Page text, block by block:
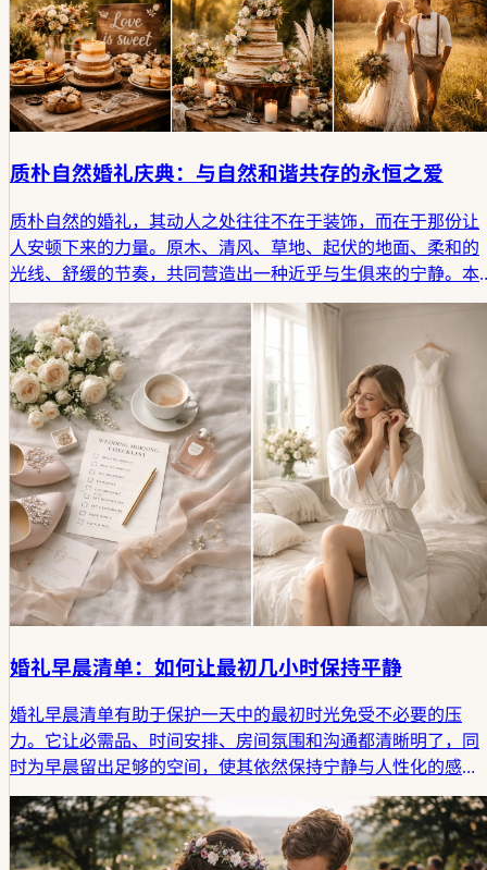
质朴自然婚礼庆典：与自然和谐共存的永恒之爱
质朴自然的婚礼，其动人之处往往不在于装饰，而在于那份让
人安顿下来的力量。原木、清风、草地、起伏的地面、柔和的
光线、舒缓的节奏，共同营造出一种近乎与生俱来的宁静。本
文将通过简约之美、材质的本真表达，以及场所自身的内在逻
辑，探讨田园婚礼场景如何悄然塑造独特的氛围。
婚礼早晨清单：如何让最初几小时保持平静
婚礼早晨清单有助于保护一天中的最初时光免受不必要的压
力。它让必需品、时间安排、房间氛围和沟通都清晰明了，同
时为早晨留出足够的空间，使其依然保持宁静与人性化的感
觉。